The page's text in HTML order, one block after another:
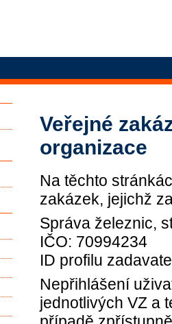
Veřejné
organizace
Na těchto
zakázek, jejichž
Správa železnic,
IČO: 70994234
ID profilu
Nepřihlášení
jednotlivých VZ a